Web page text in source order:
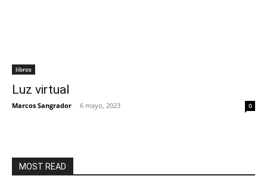
libros
Luz virtual
Marcos Sangrador - 6 mayo, 2023 0
MOST READ